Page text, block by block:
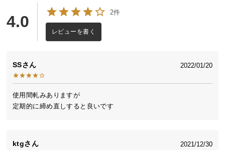
料
て
型
配
4.0
2件
レビューを書く
SS 2022/01/20
使用間軋みありますが
定期的に締め直しすると良いです
ktg 2021/12/30